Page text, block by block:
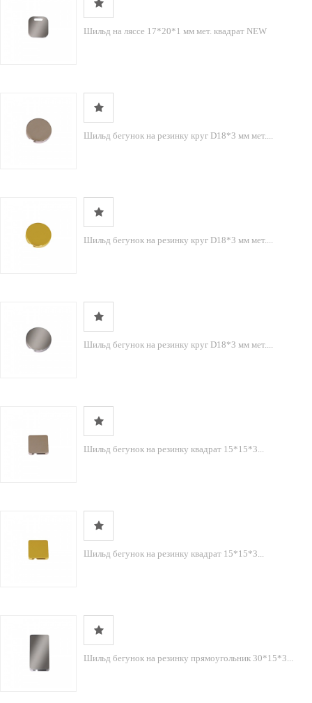
Шильд на ляссе 17*20*1 мм мет. квадрат NEW
Шильд бегунок на резинку круг D18*3 мм мет....
Шильд бегунок на резинку круг D18*3 мм мет....
Шильд бегунок на резинку круг D18*3 мм мет....
Шильд бегунок на резинку квадрат 15*15*3...
Шильд бегунок на резинку квадрат 15*15*3...
Шильд бегунок на резинку прямоугольник 30*15*3...